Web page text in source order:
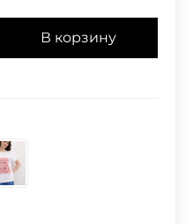
В корзину